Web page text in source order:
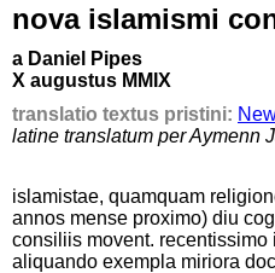
nova islamismi
a Daniel Pipes
X augustus MMIX
translatio textus pristini:
latine translatum per Aymenn
islamistae, quamquam
annos mense proximo) diu
consiliis movent.
aliquando exempla miriora